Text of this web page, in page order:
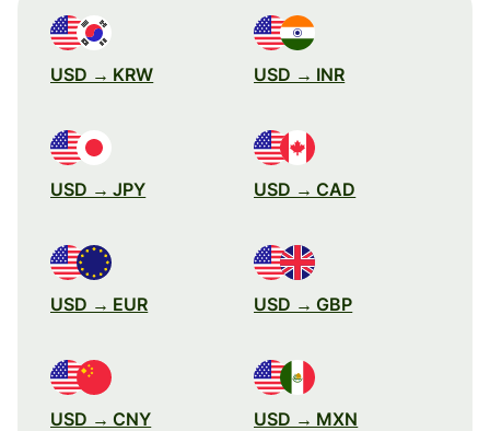
USD → KRW USD → INR
USD → JPY USD → CAD
USD → EUR USD → GBP
USD → CNY USD → MXN